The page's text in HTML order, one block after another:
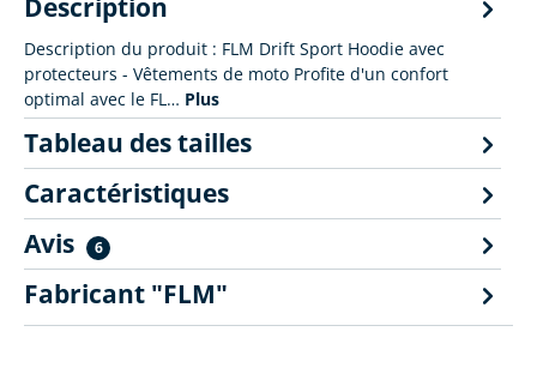
Description
Description du produit : FLM Drift Sport Hoodie avec
protecteurs - Vêtements de moto Profite d'un confort
optimal avec le FL… Plus
Tableau des tailles
Caractéristiques
Avis
6
Fabricant "FLM"